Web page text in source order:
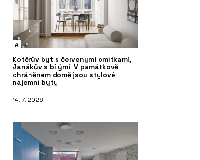
A
Kotěrův byt s červenými omítkami,
Janákův s bílými. V památkově
chráněném domě jsou stylové
nájemní byty
14. 7. 2026